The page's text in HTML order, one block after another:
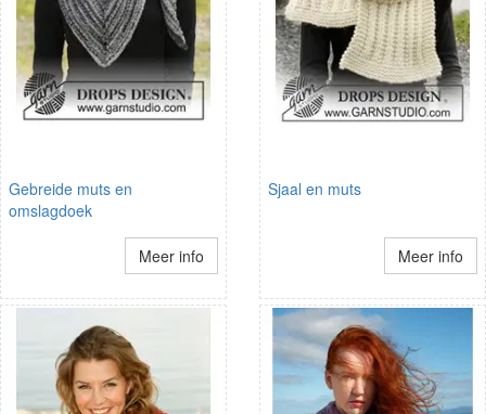
Gebreide muts en
omslagdoek
Meer info
Sjaal en muts
Meer info